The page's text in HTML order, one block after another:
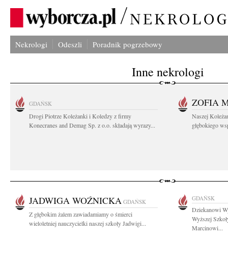
Nekrologi Odeszli Poradnik pogrzebowy
Inne nekrologi
GDAŃSK
Drogi Piotrze Koleżanki i Koledzy z firmy
Konecranes and Demag Sp. z o.o. składają wyrazy...
ZOFIA
Naszej
głębokiego
JADWIGA WOŹNICKA GDAŃSK
Z głębokim żalem zawiadamiamy o śmierci
wieloletniej nauczycielki naszej szkoły Jadwigi...
GDAŃSK
Dziekanowi
Wyższej
Marcinowi...